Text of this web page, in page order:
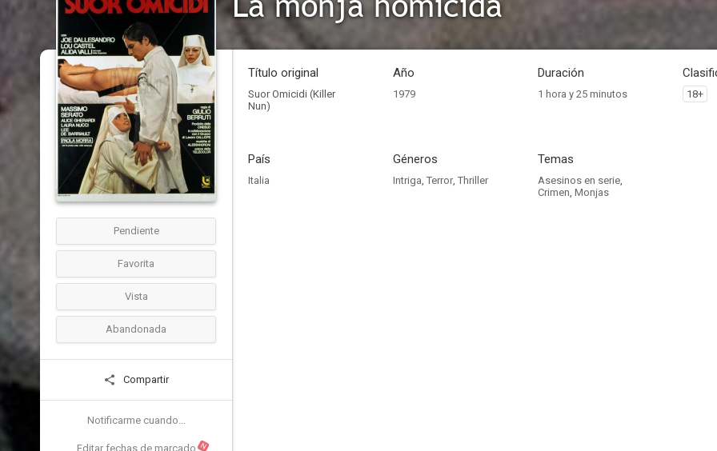
Pendiente
Favorita
Vista
Abandonada
Compartir
Notificarme cuando...
Editar fechas de marcado N
Título original
Suor Omicidi (Killer
Nun)
Año
1979
Duración
1 hora y 25 minutos 18+
País
Italia
Géneros
Intriga, Terror, Thriller
Temas
Asesinos en serie,
Crimen, Monjas